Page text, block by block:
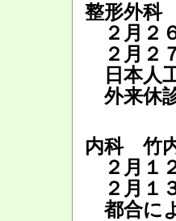
整形外科
２月２
２月２
日本人
外来休
内科 竹
２月１
２月１
都合に